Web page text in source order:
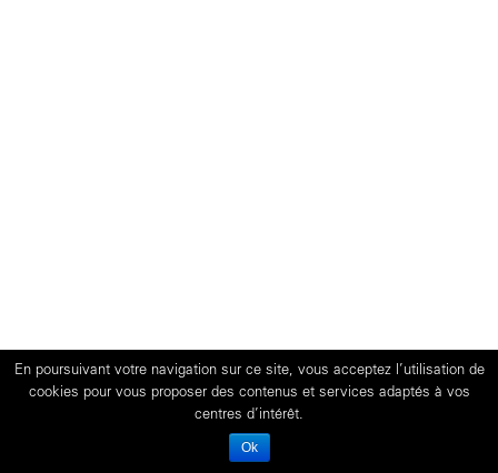
En poursuivant votre navigation sur ce site, vous acceptez l’utilisation de
cookies pour vous proposer des contenus et services adaptés à vos
centres d’intérêt.
Ok